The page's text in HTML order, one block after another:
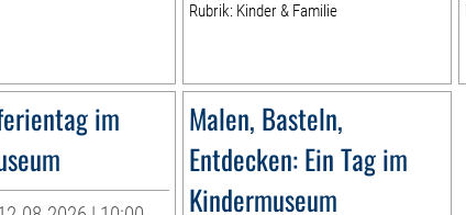
Rubrik: Kinder & Familie
im
Malen, Basteln,
Entdecken: Ein Tag im
Kindermuseum